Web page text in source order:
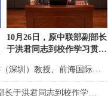
10月26日，原中联部副部长
于洪君同志到校作学习贯彻
告
11月1日，香港中文大学（深圳）教授、前海国际事务研究院院长郑永年出席“2022深圳全球创新人才论坛”
10月26日，原中联部副部长于洪君同志到校作学习贯彻党的二十大精神专题辅导报告